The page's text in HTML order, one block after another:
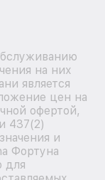
на них
является
цен на
офертой,
437(2)
и
Фортуна
для